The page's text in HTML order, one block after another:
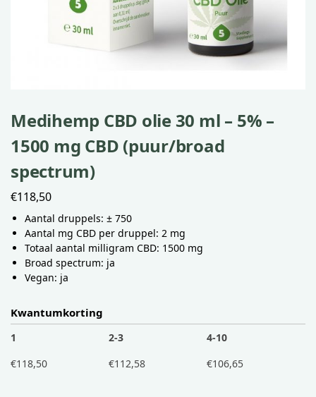
Medihemp CBD olie 30 ml – 5% –
1500 mg CBD (puur/broad
spectrum)
€118,50
Aantal druppels: ± 750
Aantal mg CBD per druppel: 2 mg
Totaal aantal milligram CBD: 1500 mg
Broad spectrum: ja
Vegan: ja
Kwantumkorting
1 2-3
4-10
€118,50 €112,58 €106,65